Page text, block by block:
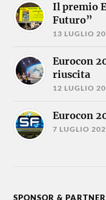
Il premio
Futuro”
13 LUGLIO
Eurocon
riuscita
12 LUGLIO
Eurocon
7 LUGLIO
SPONSOR & PARTNER